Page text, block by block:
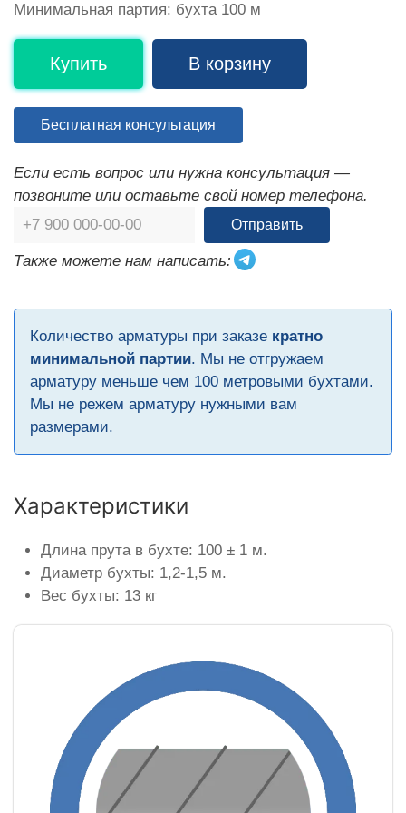
Минимальная партия: бухта 100 м
Купить В корзину
Бесплатная консультация
Если есть вопрос или нужна консультация —
позвоните или оставьте свой номер телефона.
Отправить
Также можете нам написать:
Количество арматуры при заказе кратно
минимальной партии. Мы не отгружаем
арматуру меньше чем 100 метровыми бухтами.
Мы не режем арматуру нужными вам
размерами.
Характеристики
Длина прута в бухте: 100 ± 1 м.
Диаметр бухты: 1,2-1,5 м.
Вес бухты: 13 кг